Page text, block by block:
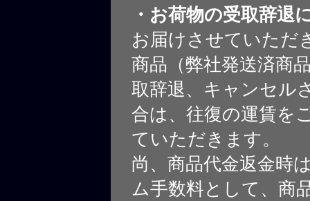
・お荷物の受取辞退
お届けさせていただ
商品（弊社発送済商
取辞退、キャンセル
合は、往復の運賃を
ていただきます。
尚、商品代金返金時
ム手数料として、商